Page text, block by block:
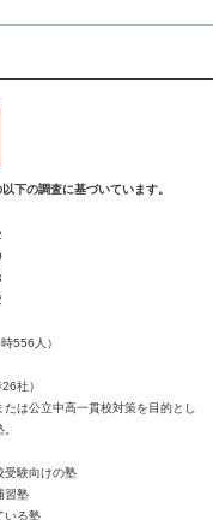
下の調査に基づいています。
556人）
社）
は公立中高一貫校対策を目的とし
受験向けの塾
習塾
いる塾